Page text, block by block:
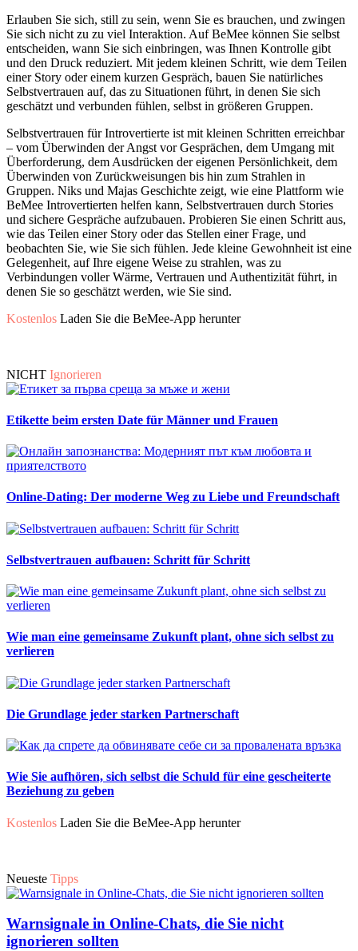
Erlauben Sie sich, still zu sein, wenn Sie es brauchen, und zwingen
Sie sich nicht zu zu viel Interaktion. Auf BeMee können Sie selbst
entscheiden, wann Sie sich einbringen, was Ihnen Kontrolle gibt
und den Druck reduziert. Mit jedem kleinen Schritt, wie dem Teilen
einer Story oder einem kurzen Gespräch, bauen Sie natürliches
Selbstvertrauen auf, das zu Situationen führt, in denen Sie sich
geschätzt und verbunden fühlen, selbst in größeren Gruppen.
Selbstvertrauen für Introvertierte ist mit kleinen Schritten erreichbar
– vom Überwinden der Angst vor Gesprächen, dem Umgang mit
Überforderung, dem Ausdrücken der eigenen Persönlichkeit, dem
Überwinden von Zurückweisungen bis hin zum Strahlen in
Gruppen. Niks und Majas Geschichte zeigt, wie eine Plattform wie
BeMee Introvertierten helfen kann, Selbstvertrauen durch Stories
und sichere Gespräche aufzubauen. Probieren Sie einen Schritt aus,
wie das Teilen einer Story oder das Stellen einer Frage, und
beobachten Sie, wie Sie sich fühlen. Jede kleine Gewohnheit ist eine
Gelegenheit, auf Ihre eigene Weise zu strahlen, was zu
Verbindungen voller Wärme, Vertrauen und Authentizität führt, in
denen Sie so geschätzt werden, wie Sie sind.
Kostenlos Laden Sie die BeMee-App herunter
NICHT Ignorieren
Etikette beim ersten Date für Männer und Frauen
Online-Dating: Der moderne Weg zu Liebe und Freundschaft
Selbstvertrauen aufbauen: Schritt für Schritt
Wie man eine gemeinsame Zukunft plant, ohne sich selbst zu
verlieren
Die Grundlage jeder starken Partnerschaft
Wie Sie aufhören, sich selbst die Schuld für eine gescheiterte
Beziehung zu geben
Kostenlos Laden Sie die BeMee-App herunter
Neueste Tipps
Warnsignale in Online-Chats, die Sie nicht
ignorieren sollten